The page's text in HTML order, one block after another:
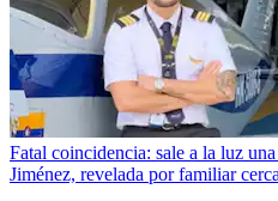
Fatal coincidencia: sale a la luz
Jiménez, revelada por familiar